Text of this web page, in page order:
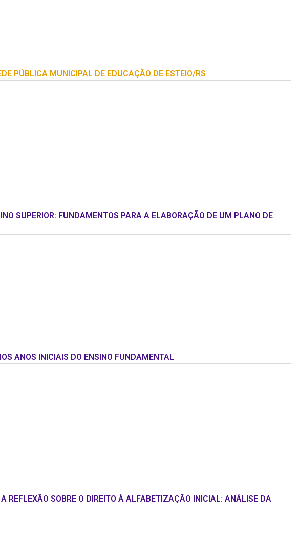
PÚBLICA MUNICIPAL DE EDUCAÇÃO DE ESTEIO/RS
SUPERIOR: FUNDAMENTOS PARA A ELABORAÇÃO DE UM PLANO DE
ANOS INICIAIS DO ENSINO FUNDAMENTAL
REFLEXÃO SOBRE O DIREITO À ALFABETIZAÇÃO INICIAL: ANÁLISE DA